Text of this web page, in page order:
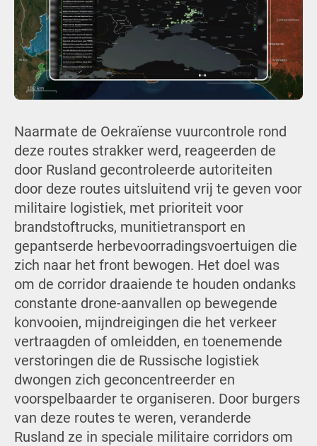
Naarmate de Oekraïense vuurcontrole rond
deze routes strakker werd, reageerden de
door Rusland gecontroleerde autoriteiten
door deze routes uitsluitend vrij te geven voor
militaire logistiek, met prioriteit voor
brandstoftrucks, munitietransport en
gepantserde herbevoorradingsvoertuigen die
zich naar het front bewogen. Het doel was
om de corridor draaiende te houden ondanks
constante drone-aanvallen op bewegende
konvooien, mijndreigingen die het verkeer
vertraagden of omleidden, en toenemende
verstoringen die de Russische logistiek
dwongen zich geconcentreerder en
voorspelbaarder te organiseren. Door burgers
van deze routes te weren, veranderde
Rusland ze in speciale militaire corridors om